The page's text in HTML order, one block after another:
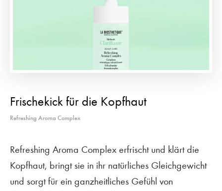
Frischekick für die Kopfhaut
Refreshing Aroma Complex
Refreshing Aroma Complex erfrischt und klärt die
Kopfhaut, bringt sie in ihr natürliches Gleichgewicht
und sorgt für ein ganzheitliches Gefühl von